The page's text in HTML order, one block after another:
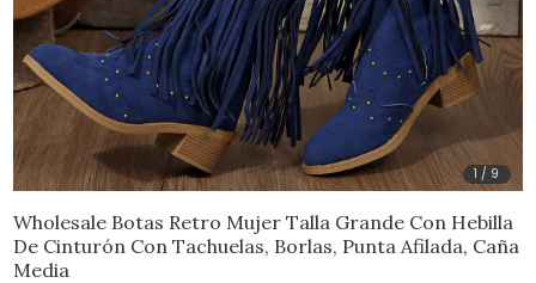
1 / 9
Wholesale Botas Retro Mujer Talla Grande Con Hebilla
De Cinturón Con Tachuelas, Borlas, Punta Afilada, Caña
Media